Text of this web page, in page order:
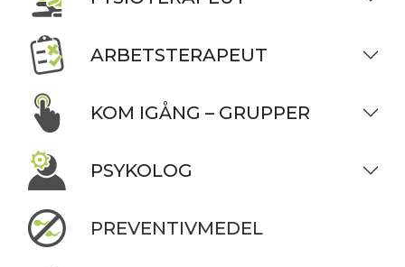
ARBETSTERAPEUT
KOM IGÅNG – GRUPPER
PSYKOLOG
PREVENTIVMEDEL